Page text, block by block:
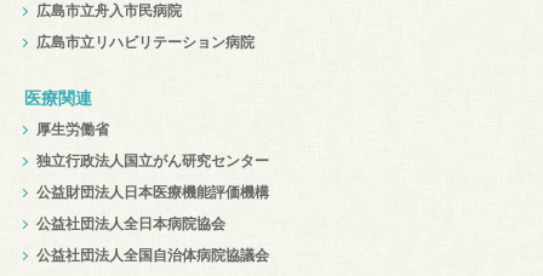
広島市立舟入市民病院
広島市立リハビリテーション病院
医療関連
厚生労働省
独立行政法人国立がん研究センター
公益財団法人日本医療機能評価機構
公益社団法人全日本病院協会
公益社団法人全国自治体病院協議会